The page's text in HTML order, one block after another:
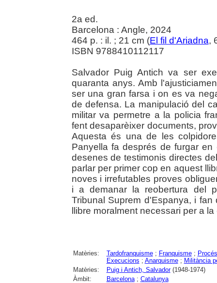
2a ed.
Barcelona : Angle, 2024
464 p. : il. ; 21 cm (El fil d'Ariadna,
ISBN 9788410112117
Salvador Puig Antich va ser
quaranta anys. Amb
ser una gran farsa i on es va
de defensa. La manipulació del
militar va permetre a la policia
fent desaparèixer documents,
Aquesta és una de les
Panyella fa després de furgar
desenes de testimonis directes
parlar per primer cop en aquest
noves i irrefutables proves
i a demanar la reobertura del
Tribunal Suprem d'Espanya, i
llibre moralment necessari per a
Matèries: Tardofranquisme; Franquisme;
Execucions ; Anarquisme; Militància
Matèries:
Puig i Antich, Salvador(1948-1974)
Àmbit:
Barcelona; Catalunya